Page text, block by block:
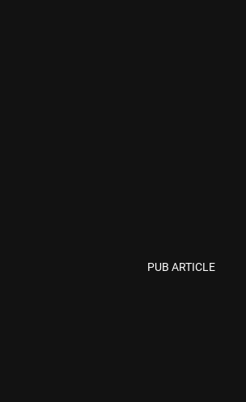
PUB ARTICLE